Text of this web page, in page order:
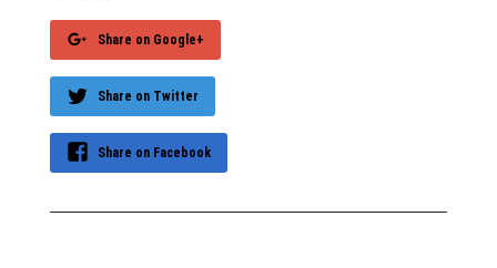
Share on Google+
Share on Twitter
Share on Facebook